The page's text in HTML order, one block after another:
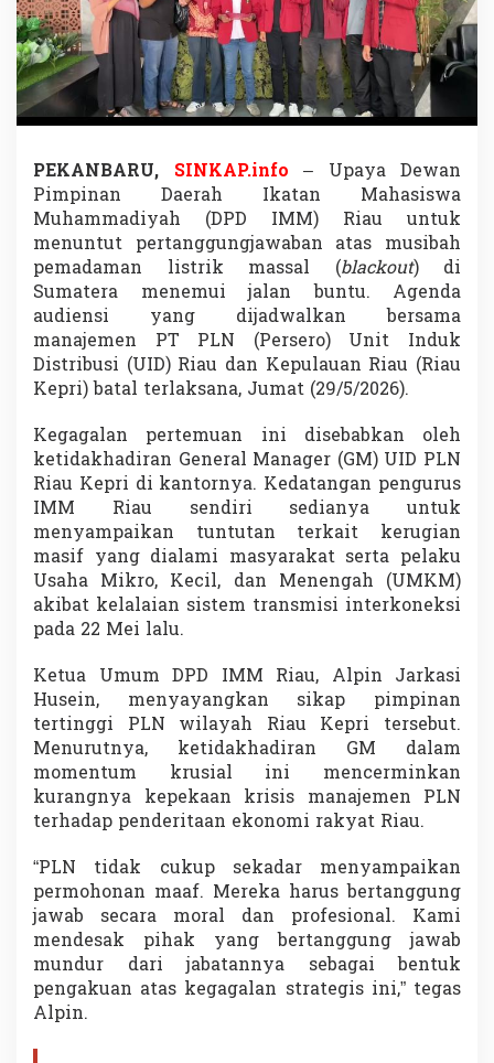
k
i
r
u
d
i
n
i
,
I
M
M
i
a
u
G
r
a
m
d
a
n
e
s
a
n
u
r
S
e
k
a
a
n
g
PEKANBARU, SINKAP.info – Upaya Dewan
Pimpinan Daerah Ikatan Mahasiswa
Muhammadiyah (DPD IMM) Riau untuk
menuntut pertanggungjawaban atas musibah
pemadaman listrik massal (blackout) di
Sumatera menemui jalan buntu. Agenda
audiensi yang dijadwalkan bersama
manajemen PT PLN (Persero) Unit Induk
Distribusi (UID) Riau dan Kepulauan Riau (Riau
Kepri) batal terlaksana, Jumat (29/5/2026).
Kegagalan pertemuan ini disebabkan oleh
ketidakhadiran General Manager (GM) UID PLN
Riau Kepri di kantornya. Kedatangan pengurus
IMM Riau sendiri sedianya untuk
menyampaikan tuntutan terkait kerugian
masif yang dialami masyarakat serta pelaku
Usaha Mikro, Kecil, dan Menengah (UMKM)
akibat kelalaian sistem transmisi interkoneksi
pada 22 Mei lalu.
Ketua Umum DPD IMM Riau, Alpin Jarkasi
Husein, menyayangkan sikap pimpinan
tertinggi PLN wilayah Riau Kepri tersebut.
Menurutnya, ketidakhadiran GM dalam
momentum krusial ini mencerminkan
kurangnya kepekaan krisis manajemen PLN
terhadap penderitaan ekonomi rakyat Riau.
“PLN tidak cukup sekadar menyampaikan
permohonan maaf. Mereka harus bertanggung
jawab secara moral dan profesional. Kami
mendesak pihak yang bertanggung jawab
mundur dari jabatannya sebagai bentuk
pengakuan atas kegagalan strategis ini,” tegas
Alpin.